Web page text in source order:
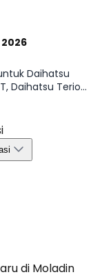
Daihatsu
Daihatsu Terios
Terios R M/T,
T, Daihatsu
kamu nggak
Mulai
umum,
proses memilih
di Moladin